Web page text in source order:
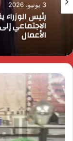
3 يونيو، 2026
رئيس
الاجتماعي
الأعمال